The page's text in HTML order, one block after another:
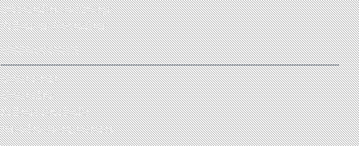
Informações de Entrega
Politica de Privacidade
MINHA CONTA
Minha conta
Minha Lista
Solicitar devolução
Histórico de orçamentos